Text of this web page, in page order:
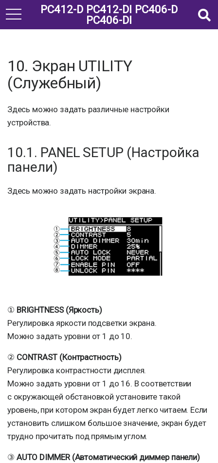
PC412-D PC412-DI PC406-D
PC406-DI
t
n
v
i
i
n
10. Экран UTILITY
(Служебный)
Здесь можно задать различные настройки
устройства.
10.1. PANEL SETUP (Настройка
панели)
Здесь можно задать настройки экрана.
① BRIGHTNESS (Яркость)
Регулировка яркости подсветки экрана.
Можно задать уровни от 1 до 10.
② CONTRAST (Контрастность)
Регулировка контрастности дисплея.
Можно задать уровни от 1 до 16. В соответствии
с окружающей обстановкой установите такой
уровень, при котором экран будет легко читаем. Если
установить слишком большое значение, экран будет
трудно прочитать под прямым углом.
③ AUTO DIMMER (Автоматический диммер панели)